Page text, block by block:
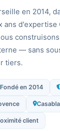
en 2014,
ans d'expertise
— sans
tiers.
Fondé en 2014
client